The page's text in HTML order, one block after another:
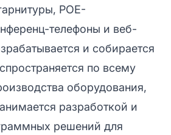
POE-
телефоны и веб-
и собирается
по всему
оборудования,
разработкой и
решений для